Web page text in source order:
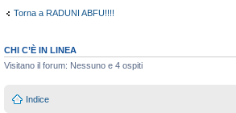
Torna a RADUNI ABFU!!!!
CHI C’È IN LINEA
Visitano il forum: Nessuno e 4 ospiti
Indice